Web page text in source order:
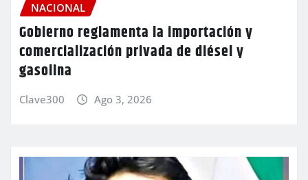
NACIONAL
Gobierno reglamenta la importación y
comercialización privada de diésel y
gasolina
Clave300 Ago 3, 2026